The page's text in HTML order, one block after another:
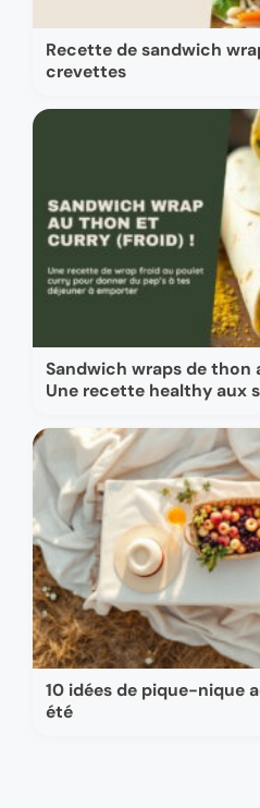
Recette de sandwich
crevettes
Sandwich wraps de thon
Une recette healthy aux
10 idées de pique-nique
été